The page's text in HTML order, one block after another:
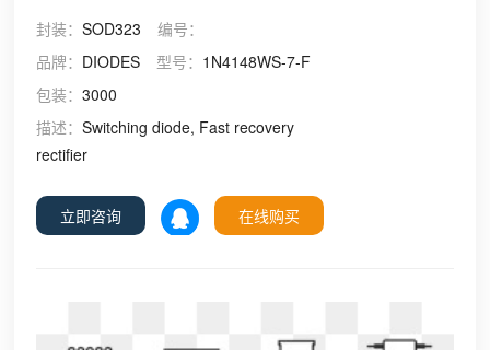
封装：SOD323
编号：
品牌： DIODES 型号： 1N4148WS-7-F
包装：3000
描述：Switching diode, Fast recovery
rectifier
立即咨询 在线购买